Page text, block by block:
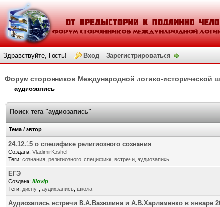
Здравствуйте, Гость! Вход Зарегистрироваться
Форум сторонников Международной логико-исторической
аудиозапись
Поиск тега "аудиозапись"
Тема / автор
24.12.15 о специфике религиозного сознания
Создана: VladimirKoshel
Теги: сознания религиозного специфике встречи аудиозапись
ЕГЭ
Создана: lilovip
Теги: диспут, аудиозапись школа
Аудиозапись встречи В.А.Вазюлина и А.В.Харламенко в январе